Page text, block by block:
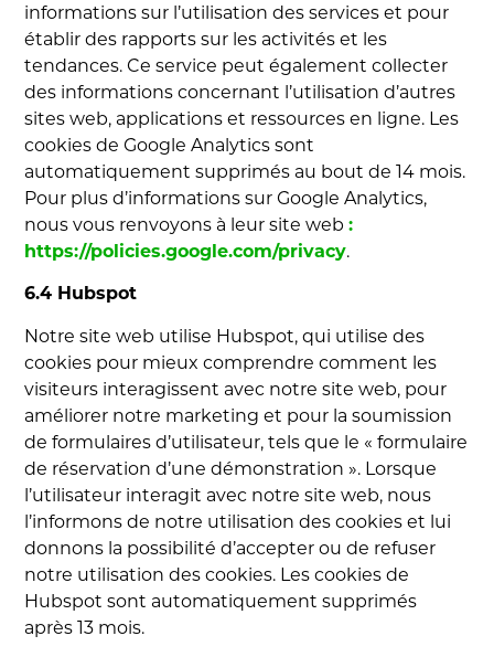
informations sur l’utilisation des services et pour
établir des rapports sur les activités et les
tendances. Ce service peut également collecter
des informations concernant l’utilisation d’autres
sites web, applications et ressources en ligne. Les
cookies de Google Analytics sont
automatiquement supprimés au bout de 14 mois.
Pour plus d’informations sur Google Analytics,
nous vous renvoyons à leur site web:
https://policies.google.com/privacy.
6.4 Hubspot
Notre site web utilise Hubspot, qui utilise des
cookies pour mieux comprendre comment les
visiteurs interagissent avec notre site web, pour
améliorer notre marketing et pour la soumission
de formulaires d’utilisateur, tels que le « formulaire
de réservation d’une démonstration ». Lorsque
l’utilisateur interagit avec notre site web, nous
l’informons de notre utilisation des cookies et lui
donnons la possibilité d’accepter ou de refuser
notre utilisation des cookies. Les cookies de
Hubspot sont automatiquement supprimés
après 13 mois.